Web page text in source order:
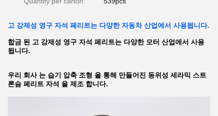
고 강제성 영구 자석 페리트는 다양한 자동차 산업에서 사용됩니다.
합금 된 고 강제성 영구 자석 페리트는 다양한 모터 산업에서 사용
됩니다.
우리 회사 는 습기 압축 조형 을 통해 만들어진 동위성 세라믹 스트
론슘 페리트 자석 을 제조 합니다.